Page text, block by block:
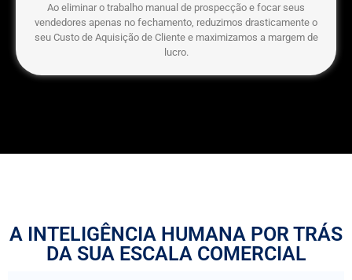
Ao eliminar o trabalho manual de prospecção e focar seus
vendedores apenas no fechamento, reduzimos drasticamente o
seu Custo de Aquisição de Cliente e maximizamos a margem de
lucro.
A INTELIGÊNCIA HUMANA POR TRÁS
DA SUA ESCALA COMERCIAL